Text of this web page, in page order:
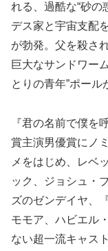
れる、過酷な“砂の
デス家と宇宙支配
が勃発。父を殺さ
巨大なサンドワー
とりの青年”ポール
『君の名前で僕を
賞主演男優賞にノ
メをはじめ、レベ
ック、ジョシュ・
ズのゼンデイヤ、
モモア、ハビエル
ない超一流キャス